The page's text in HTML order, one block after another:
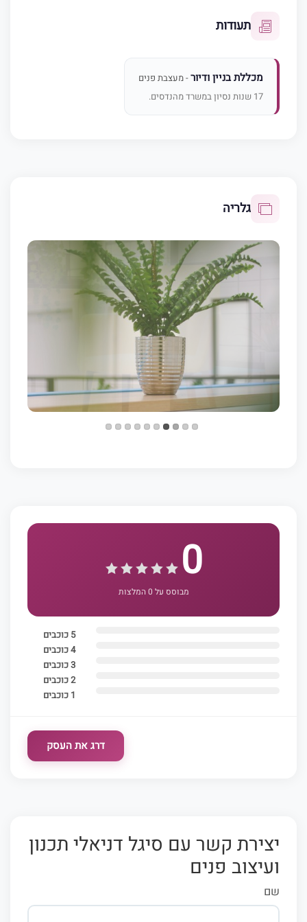
תעודות
מכללת בניין ודיור- מעצבת פנים
17 שנות נסיון במשרד מהנדסים.
גלריה
0
מבוסס על 0 המלצות
5 כוכבים
4 כוכבים
3 כוכבים
2 כוכבים
1 כוכבים
דרג את העסק
יצירת קשר עם סיגל דניאלי תכנון
ועיצוב פנים
שם